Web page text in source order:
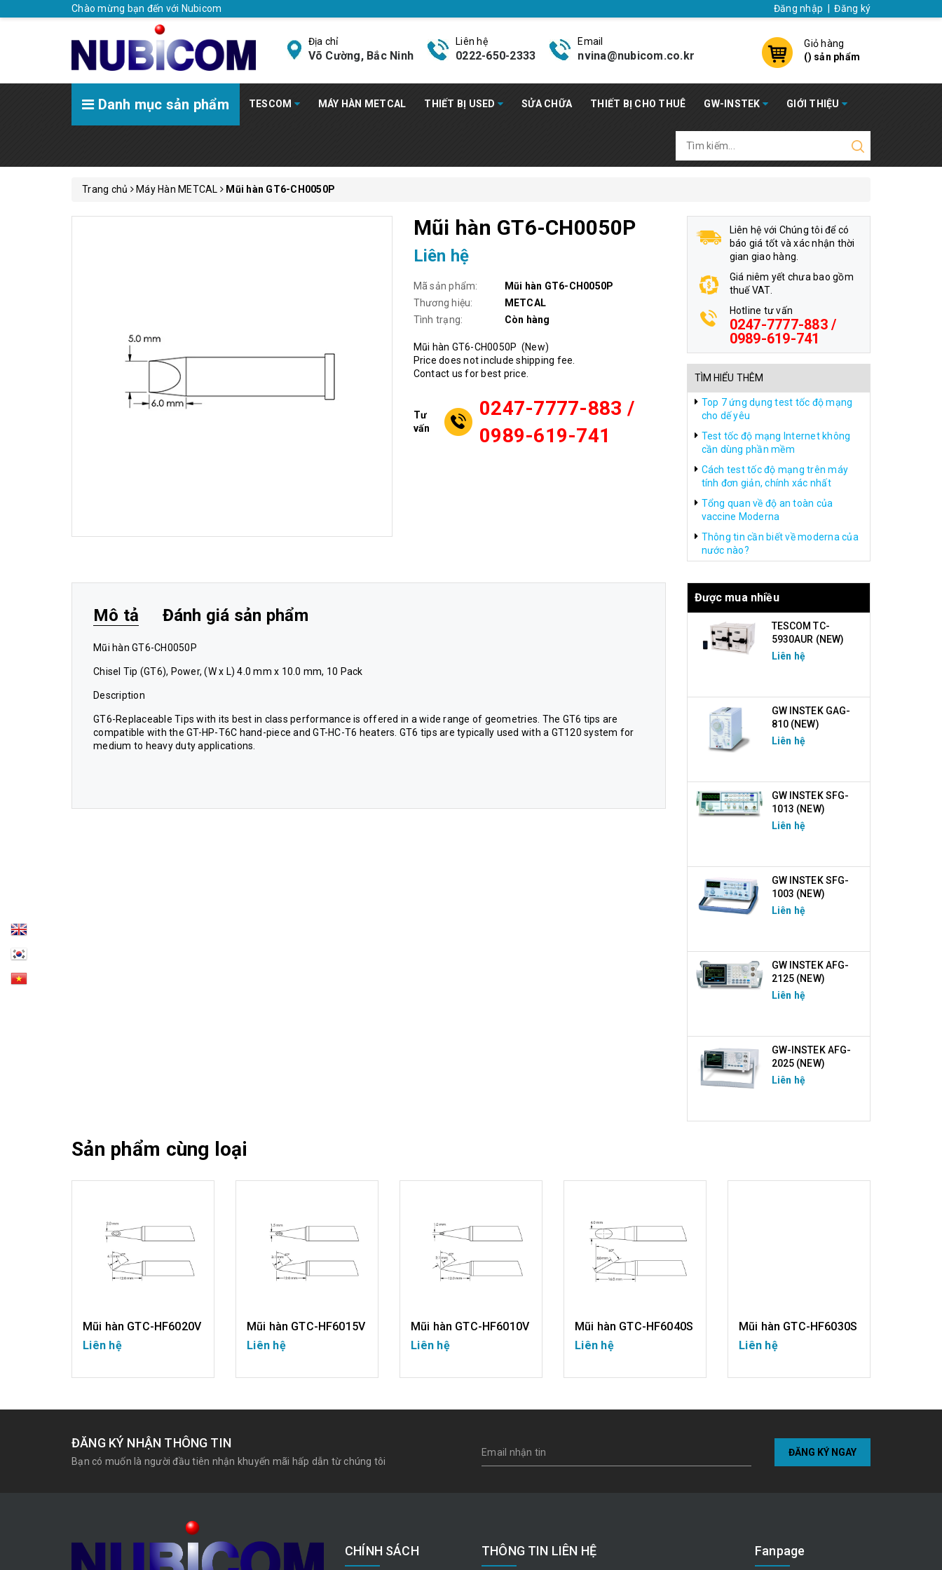
Chào mừng bạn đến với Nubicom Đăng nhập Đăng ký
Địa chỉ
Võ Cường, Bắc Ninh
Liên hệ
0222-650-2333
Email
nvina@nubicom.co.kr
Giỏ hàng
() sản phẩm
Danh mục sản phẩm TESCOM MÁY HÀN METCAL THIẾT BỊ USED SỬA CHỮA THIẾT BỊ CHO THUÊ GW-INSTEK GIỚI THIỆU
Trang chủ Máy Hàn METCAL Mũi hàn GT6-CH0050P
Mũi hàn GT6-CH0050P
Liên hệ
Mã sản phẩm:
Mũi hàn GT6-CH0050P
Thương hiệu:
METCAL
Tình trạng:
Còn hàng
Mũi hàn GT6-CH0050P (New)
Price does not include shipping fee.
Contact us for best price.
Tư
vấn
0247-7777-883 /
0989-619-741
Liên hệ với Chúng tôi để có
báo giá tốt và xác nhận thời
gian giao hàng.
Giá niêm yết chưa bao gồm
thuế VAT.
Hotline tư vấn
0247-7777-883 /
0989-619-741
TÌM HIỂU THÊM
Top 7 ứng dụng test tốc độ mạng
cho dế yêu
Test tốc độ mạng Internet không
cần dùng phần mềm
Cách test tốc độ mạng trên máy
tính đơn giản, chính xác nhất
Tổng quan về độ an toàn của
vaccine Moderna
Thông tin cần biết về moderna của
nước nào?
Mô tả Đánh giá sản phẩm
Mũi hàn GT6-CH0050P
Chisel Tip (GT6), Power, (W x L) 4.0 mm x 10.0 mm, 10 Pack
Description
GT6-Replaceable Tips with its best in class performance is offered in a wide range of geometries. The GT6 tips are
compatible with the GT-HP-T6C hand-piece and GT-HC-T6 heaters. GT6 tips are typically used with a GT120 system for
medium to heavy duty applications.
Được mua nhiều
TESCOM TC-
5930AUR (NEW)
Liên hệ
GW INSTEK GAG-
810 (NEW)
Liên hệ
GW INSTEK SFG-
1013 (NEW)
Liên hệ
GW INSTEK SFG-
1003 (NEW)
Liên hệ
GW INSTEK AFG-
2125 (NEW)
Liên hệ
GW-INSTEK AFG-
2025 (NEW)
Liên hệ
Sản phẩm cùng loại
Mũi hàn GTC-HF6020V
Liên hệ
Mũi hàn GTC-HF6015V
Liên hệ
Mũi hàn GTC-HF6010V
Liên hệ
Mũi hàn GTC-HF6040S
Liên hệ
Mũi hàn GTC-HF6030S
Liên hệ
ĐĂNG KÝ NHẬN THÔNG TIN
Bạn có muốn là người đầu tiên nhận khuyến mãi hấp dẫn từ chúng tôi
ĐĂNG KÝ NGAY
CHÍNH SÁCH THÔNG TIN LIÊN HỆ Fanpage